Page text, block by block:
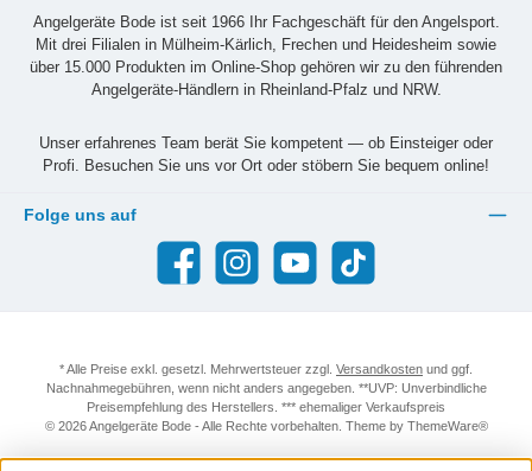
Angelgeräte Bode ist seit 1966 Ihr Fachgeschäft für den Angelsport.
Mit drei Filialen in Mülheim-Kärlich, Frechen und Heidesheim sowie
über 15.000 Produkten im Online-Shop gehören wir zu den führenden
Angelgeräte-Händlern in Rheinland-Pfalz und NRW.
Unser erfahrenes Team berät Sie kompetent — ob Einsteiger oder
Profi. Besuchen Sie uns vor Ort oder stöbern Sie bequem online!
Folge uns auf
Facebook Instagram YouTube TikTok
* Alle Preise exkl. gesetzl. Mehrwertsteuer zzgl. Versandkosten und ggf.
Nachnahmegebühren, wenn nicht anders angegeben. **UVP: Unverbindliche
Preisempfehlung des Herstellers. *** ehemaliger Verkaufspreis
© 2026 Angelgeräte Bode - Alle Rechte vorbehalten. Theme by ThemeWare®